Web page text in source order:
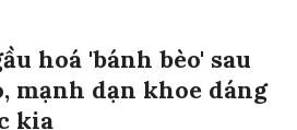
hoá 'bánh bèo' sau
mạnh dạn khoe dáng
kia